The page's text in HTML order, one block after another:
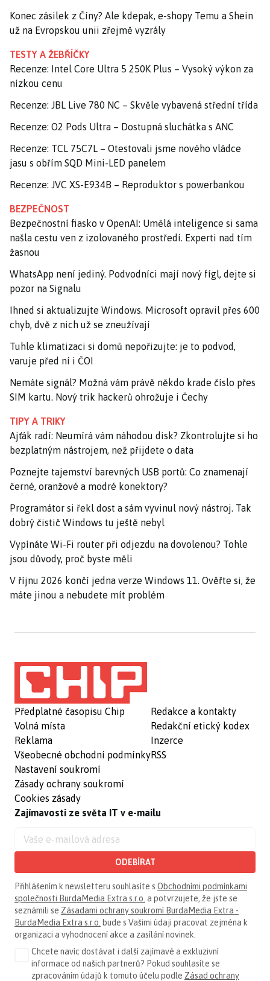
Konec zásilek z Číny? Ale kdepak, e-shopy Temu a Shein
už na Evropskou unii zřejmě vyzrály
TESTY A ŽEBŘÍČKY
Recenze: Intel Core Ultra 5 250K Plus – Vysoký výkon za
nízkou cenu
Recenze: JBL Live 780 NC – Skvěle vybavená střední třída
Recenze: O2 Pods Ultra – Dostupná sluchátka s ANC
Recenze: TCL 75C7L – Otestovali jsme nového vládce
jasu s obřím SQD Mini-LED panelem
Recenze: JVC XS-E934B – Reproduktor s powerbankou
BEZPEČNOST
Bezpečnostní fiasko v OpenAI: Umělá inteligence si sama
našla cestu ven z izolovaného prostředí. Experti nad tím
žasnou
WhatsApp není jediný. Podvodníci mají nový fígl, dejte si
pozor na Signalu
Ihned si aktualizujte Windows. Microsoft opravil přes 600
chyb, dvě z nich už se zneužívají
Tuhle klimatizaci si domů nepořizujte: je to podvod,
varuje před ní i ČOI
Nemáte signál? Možná vám právě někdo krade číslo přes
SIM kartu. Nový trik hackerů ohrožuje i Čechy
TIPY A TRIKY
Ajťák radí: Neumírá vám náhodou disk? Zkontrolujte si ho
bezplatným nástrojem, než přijdete o data
Poznejte tajemství barevných USB portů: Co znamenají
černé, oranžové a modré konektory?
Programátor si řekl dost a sám vyvinul nový nástroj. Tak
dobrý čistič Windows tu ještě nebyl
Vypínáte Wi-Fi router při odjezdu na dovolenou? Tohle
jsou důvody, proč byste měli
V říjnu 2026 končí jedna verze Windows 11. Ověřte si, že
máte jinou a nebudete mít problém
Předplatné časopisu Chip
Volná místa
Reklama
Všeobecné obchodní podmínky
Nastavení soukromí
Zásady ochrany soukromí
Cookies zásady
Redakce a kontakty
Redakční etický kodex
Inzerce
RSS
Zajímavosti ze světa IT v e-mailu
ODEBÍRAT
Přihlášením k newsletteru souhlasíte s Obchodními podmínkami
společnosti BurdaMedia Extra s.r.o. a potvrzujete, že jste se
seznámili se Zásadami ochrany soukromí BurdaMedia Extra -
BurdaMedia Extra s.r.o. bude s Vašimi údaji pracovat zejména k
organizaci a vyhodnocení akce a zasílání novinek.
Chcete navíc dostávat i další zajímavé a exkluzivní
informace od našich partnerů? Pokud souhlasíte se
zpracováním údajů k tomuto účelu podle Zásad ochrany